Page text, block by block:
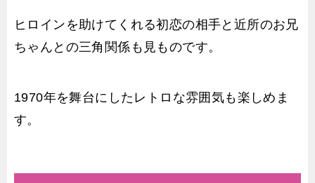
ヒロインを助けてくれる初恋の相手と近所のお兄
ちゃんとの三角関係も見ものです。
1970年を舞台にしたレトロな雰囲気も楽しめま
す。